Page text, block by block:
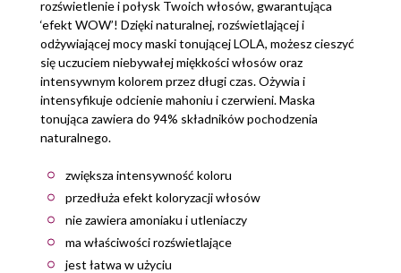
rozświetlenie i połysk Twoich włosów, gwarantująca
‘efekt WOW’! Dzięki naturalnej, rozświetlającej i
odżywiającej mocy maski tonującej LOLA, możesz cieszyć
się uczuciem niebywałej miękkości włosów oraz
intensywnym kolorem przez długi czas. Ożywia i
intensyfikuje odcienie mahoniu i czerwieni. Maska
tonująca zawiera do 94% składników pochodzenia
naturalnego.
zwiększa intensywność koloru
przedłuża efekt koloryzacji włosów
nie zawiera amoniaku i utleniaczy
ma właściwości rozświetlające
jest łatwa w użyciu